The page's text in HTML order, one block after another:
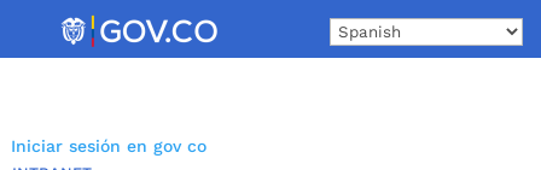
Iniciar sesión en gov co